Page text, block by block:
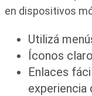
en dispositivos
Utilizá
Íconos
Enlaces
experiencia